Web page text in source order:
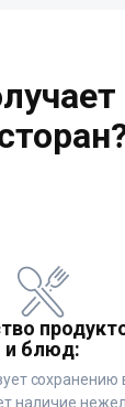
и блюд:
сохранению
наличие